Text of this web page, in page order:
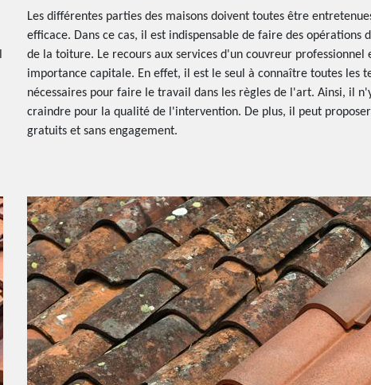
Les différentes parties des maisons doivent toutes être
efficace. Dans ce cas, il est indispensable de faire des opérations
de la toiture. Le recours aux services d'un couvreur professionnel
importance capitale. En effet, il est le seul à connaître toutes les
nécessaires pour faire le travail dans les règles de l'art. Ainsi, il
craindre pour la qualité de l'intervention. De plus, il peut proposer
gratuits et sans engagement.